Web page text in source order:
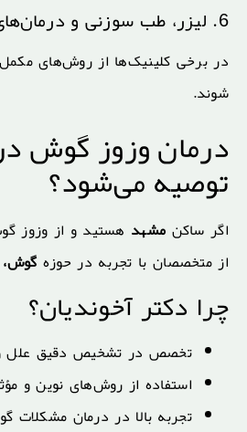
6. لیزر، طب سوزنی و درمان‌های مکمل
در برخی کلینیک‌ها از روش‌های
شوند.
درمان وزوز گوش
توصیه می‌شود؟
اگر ساکن مشهد هستید و از وزوز
از متخصصان با تجربه در حوزه
چرا دکتر آخوندیان؟
تخصص در تشخیص دقیق علل
استفاده از روش‌های نوین و
تجربه بالا در درمان مشکلات